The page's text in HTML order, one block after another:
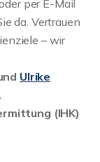
per E-Mail
da. Vertrauen
– wir
Ulrike
(IHK)